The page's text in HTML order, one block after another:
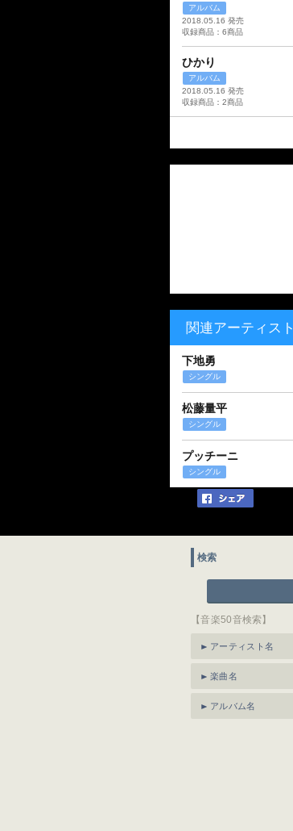
アルバム
2018.05.16 発売
収録商品：6商品
ひかり
アルバム
2018.05.16 発売
収録商品：2商品
関連アーティスト
下地勇
シングル
松藤量平
シングル
プッチーニ
シングル
検索
【音楽50音検索】
アーティスト名
楽曲名
アルバム名